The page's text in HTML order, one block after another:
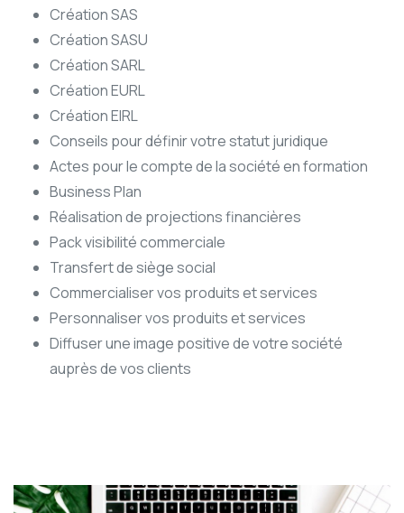
Création SAS
Création SASU
Création SARL
Création EURL
Création EIRL
Conseils pour définir votre statut juridique
Actes pour le compte de la société en formation
Business Plan
Réalisation de projections financières
Pack visibilité commerciale
Transfert de siège social
Commercialiser vos produits et services
Personnaliser vos produits et services
Diffuser une image positive de votre société
auprès de vos clients